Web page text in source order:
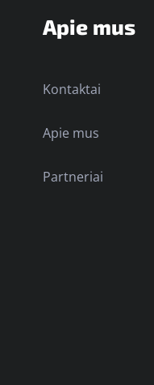
Apie mus
Kontaktai
Apie mus
Partneriai